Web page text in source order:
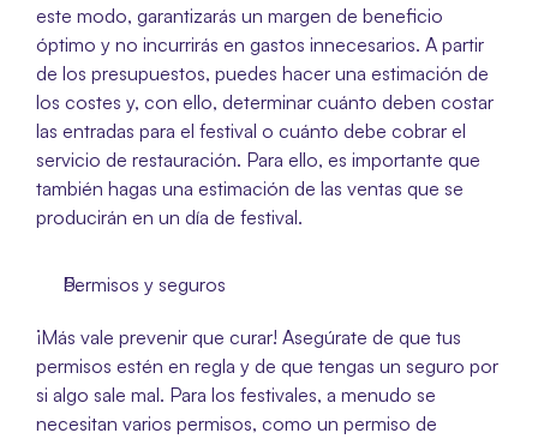
este modo, garantizarás un margen de beneficio
óptimo y no incurrirás en gastos innecesarios. A partir
de los presupuestos, puedes hacer una estimación de
los costes y, con ello, determinar cuánto deben costar
las entradas para el festival o cuánto debe cobrar el
servicio de restauración. Para ello, es importante que
también hagas una estimación de las ventas que se
producirán en un día de festival.
Permisos y seguros
¡Más vale prevenir que curar! Asegúrate de que tus
permisos estén en regla y de que tengas un seguro por
si algo sale mal. Para los festivales, a menudo se
necesitan varios permisos, como un permiso de